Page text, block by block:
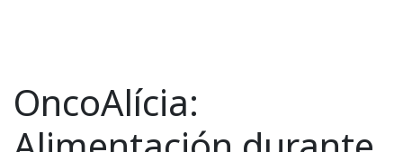
OncoAlícia: